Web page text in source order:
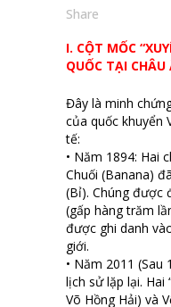
Share
I. CỘT MỐC
QUỐC TẠI CHÂU
Đây là minh
của quốc khuyển
tế:
• Năm 1894: Hai
Chuối (Banana)
(Bỉ). Chúng được
(gấp hàng trăm
được ghi danh
giới.
• Năm 2011
lịch sử lặp lại. Hai
Võ Hồng Hải) và